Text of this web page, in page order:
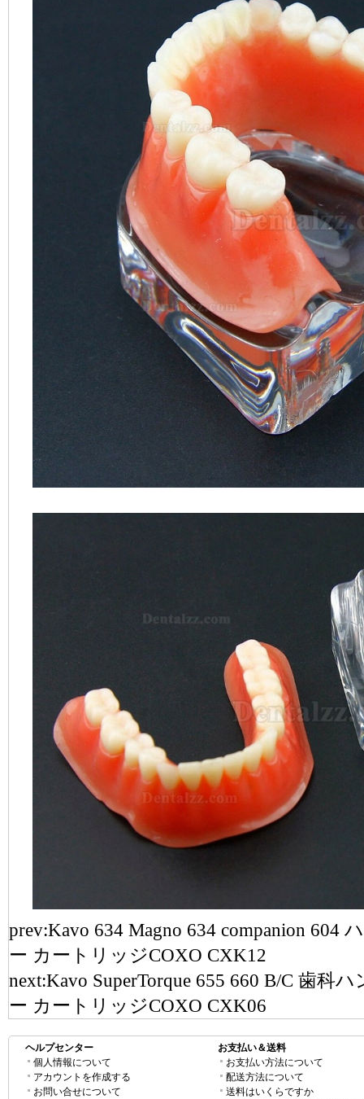
prev:Kavo 634 Magno 634 companion 604
ー カートリッジCOXO CXK12
next:Kavo SuperTorque 655 660 B/C 歯科
ー カートリッジCOXO CXK06
ヘルプセンター
個人情報について
アカウントを作成する
お問い合せについて
お支払い＆送料
お支払い方法について
配送方法について
送料はいくらですか